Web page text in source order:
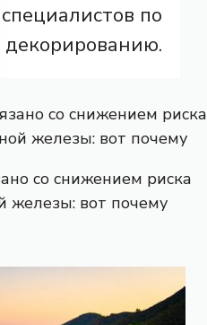
по
декорированию.
со снижением риска
железы: вот почему